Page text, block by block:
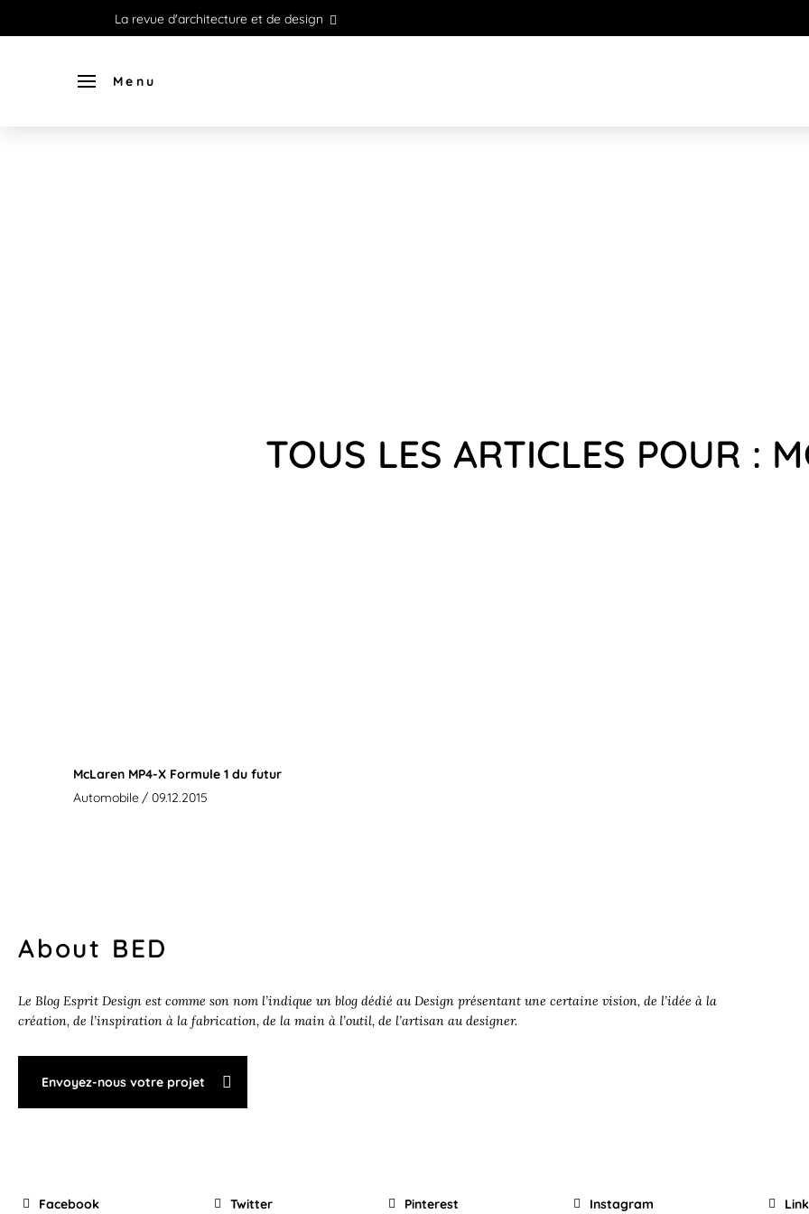
La revue d'architecture et de design
Menu
TOUS LES ARTICLES POUR :
McLaren MP4-X Formule 1 du futur
Automobile / 09.12.2015
About BED
Le Blog Esprit Design est comme son nom l’indique un blog dédié au Design présentant une certaine vision, de l’idée à la
création, de l’inspiration à la fabrication, de la main à l’outil, de l’artisan au designer.
Envoyez-nous votre projet
Facebook Twitter Pinterest Instagram